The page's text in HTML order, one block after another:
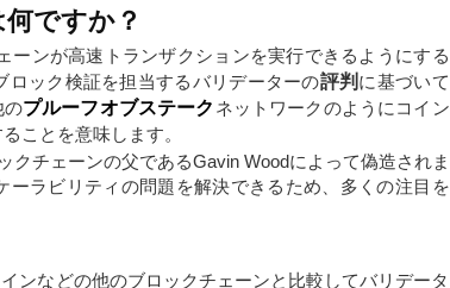
ですか？
ーンが高速トランザクションを実行できるようにする
ロック検証を担当するバリデーターの評判 に基づいて
のプルーフオブステーク ネットワークのようにコイン
ことを意味します。
クチェーンの父であるGavin Woodによって偽造されま
ーラビリティの問題を解決できるため、多くの注目を
ンなどの他のブロックチェーンと比較してバリデータ